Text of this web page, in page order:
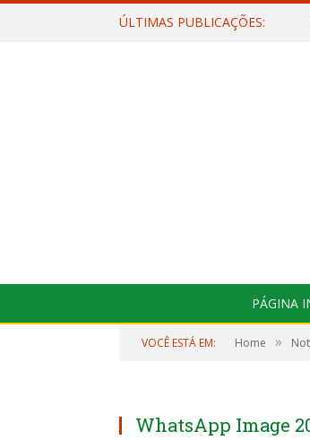
ÚLTIMAS PUBLICAÇÕES:
PÁGINA
VOCÊ ESTÁ EM: Home »
WhatsApp Image